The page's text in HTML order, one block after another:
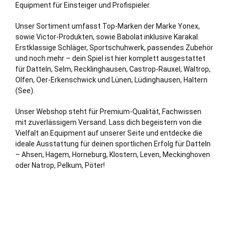
Equipment für Einsteiger und Profispieler.
Unser Sortiment umfasst Top-Marken der Marke Yonex,
sowie Victor-Produkten, sowie Babolat inklusive Karakal.
Erstklassige Schläger, Sportschuhwerk, passendes Zubehör
und noch mehr – dein Spiel ist hier komplett ausgestattet
für Datteln, Selm, Recklinghausen, Castrop-Rauxel , Waltrop,
Olfen, Oer-Erkenschwickund Lünen, Lüdinghausen, Haltern
(See)
Unser Webshop steht für Premium-Qualität, Fachwissen
mit zuverlässigem Versand. Lass dich begeistern von die
Vielfalt an Equipment auf unserer Seite und entdecke die
ideale Ausstattung für deinen sportlichen Erfolg für Datteln
– Ahsen, Hagem, Horneburg, Klostern, Leven, Meckinghoven
oder Natrop, Pelkum, Pöter!